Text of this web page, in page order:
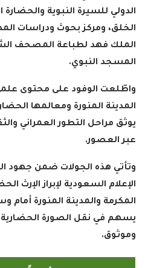
الدولي للسيرة النبوية
الخلق، ومركز بحوث ودراسات
الملك فهد لطباعة المصحف
المسجد النبوي.
واطّلعت الوفود على محتوى
المدينة المنورة ومعالمها
يوثق مراحل التطور العمراني
عبر العصور.
وتأتي هذه الجولات ضمن جهود
الإعلام السعودية لإبراز الإرث
المكرمة والمدينة المنورة أمام
يسهم في نقل الصورة
وموثوق.